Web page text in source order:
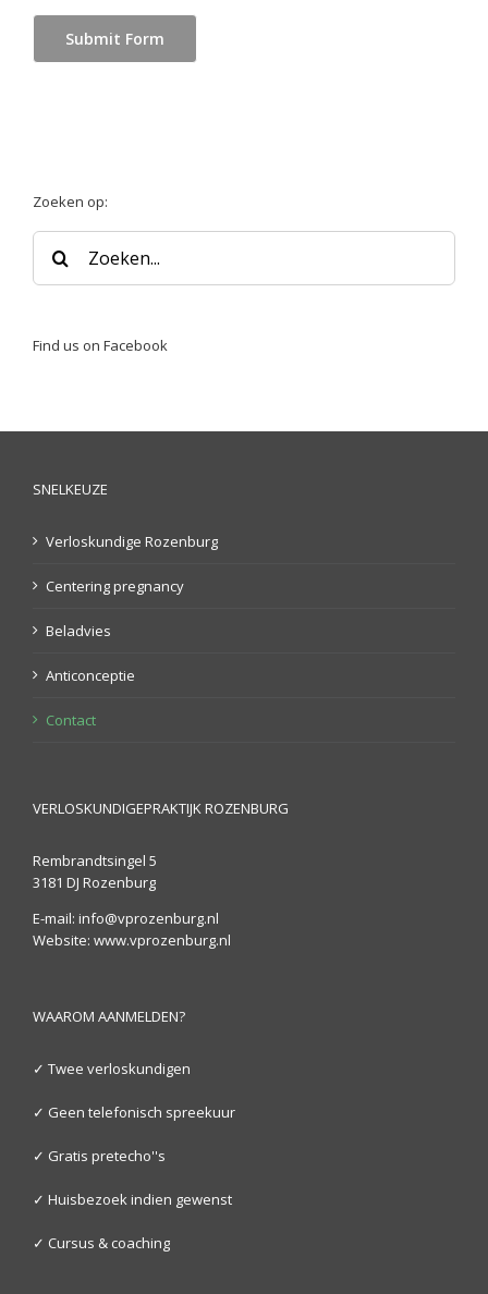
Zoeken op:
Zoeken
naar:
Find us on Facebook
SNELKEUZE
Verloskundige Rozenburg
Centering pregnancy
Beladvies
Anticonceptie
Contact
VERLOSKUNDIGEPRAKTIJK ROZENBURG
Rembrandtsingel 5
3181 DJ Rozenburg
E-mail: info@vprozenburg.nl
Website: www.vprozenburg.nl
WAAROM AANMELDEN?
✓ Twee verloskundigen
✓ Geen telefonisch spreekuur
✓ Gratis pretecho''s
✓ Huisbezoek indien gewenst
✓ Cursus & coaching